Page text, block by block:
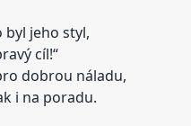
byl jeho styl,
cíl!“
dobrou náladu,
i na poradu.